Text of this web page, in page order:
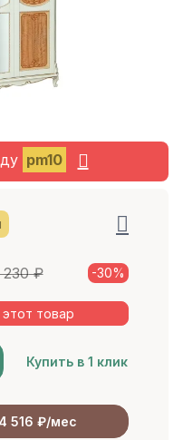
pm10
₽ -30%
товар
Купить в 1 клик
516 ₽/мес